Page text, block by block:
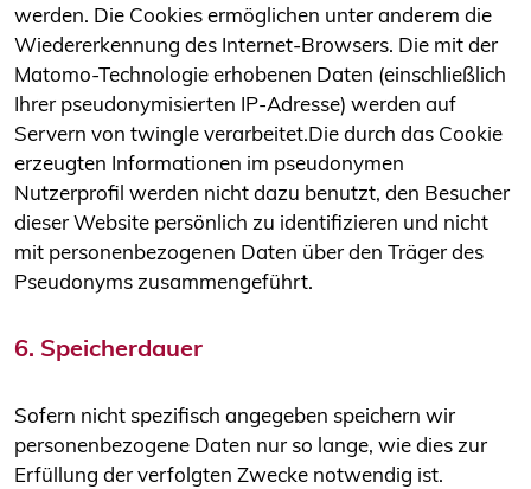
werden. Die Cookies ermöglichen unter anderem die
Wiedererkennung des Internet-Browsers. Die mit der
Matomo-Technologie erhobenen Daten (einschließlich
Ihrer pseudonymisierten IP-Adresse) werden auf
Servern von twingle verarbeitet.Die durch das Cookie
erzeugten Informationen im pseudonymen
Nutzerprofil werden nicht dazu benutzt, den Besucher
dieser Website persönlich zu identifizieren und nicht
mit personenbezogenen Daten über den Träger des
Pseudonyms zusammengeführt.
6. Speicherdauer
Sofern nicht spezifisch angegeben speichern wir
personenbezogene Daten nur so lange, wie dies zur
Erfüllung der verfolgten Zwecke notwendig ist.